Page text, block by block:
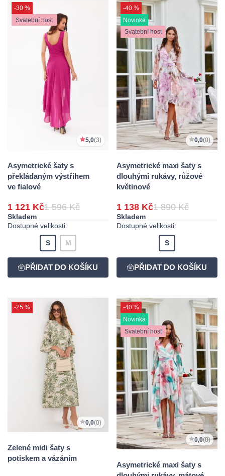
-30 %
Svatební host
5,0(3)
Asymetrické šaty s
překládaným výstřihem
ve fialové
1 121 Kč1 596 Kč
Skladem
Dostupné velikosti:
S M
-40 %
Novinka
Svatební host
0,0(0)
Asymetrické maxi šaty s
dlouhými rukávy, růžové
květinové
1 138 Kč1 890 Kč
Skladem
Dostupné velikosti:
S
-25 %
0,0(0)
Zelené midi šaty s
potiskem a vázáním
-40 %
Novinka
Svatební host
0,0(0)
Asymetrické maxi šaty s